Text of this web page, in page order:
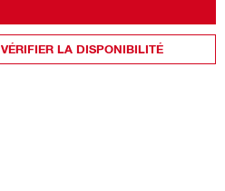
VÉRIFIER LA DISPONIBILITÉ